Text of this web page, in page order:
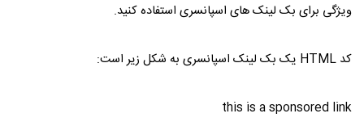
ویژگی برای بک لینک های اسپانسری استفاده کنید.
کد HTML یک بک لینک اسپانسری به شکل زیر است:
this is a sponsored link